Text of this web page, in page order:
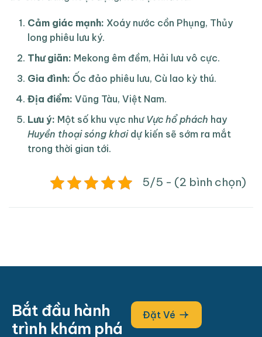
Cảm giác mạnh: Xoáy nước cồn Phụng, Thủy
long phiêu lưu ký.
Thư giãn: Mekong êm đềm, Hải lưu vô cực.
Gia đình: Ốc đảo phiêu lưu, Cù lao kỳ thú.
Địa điểm: Vũng Tàu, Việt Nam.
Lưu ý: Một số khu vực như Vực hổ phách hay
Huyền thoại sóng khơidự kiến sẽ sớm ra mắt
trong thời gian tới.
5/5 - (2 bình chọn)
Bắt đầu hành
trình khám phá
Đặt Vé